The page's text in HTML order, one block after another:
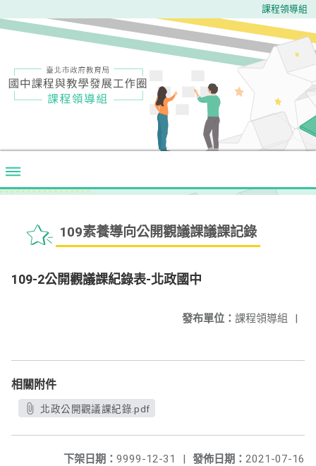
課程領導組
109素養導向公開觀議課議課記錄
109-2公開觀議課紀錄表-北政國中
發布單位： 課程領導組 |
相關附件
北政公開觀議課紀錄.pdf
發佈日期： 2021-07-16
下架日期： 9999-12-31
|